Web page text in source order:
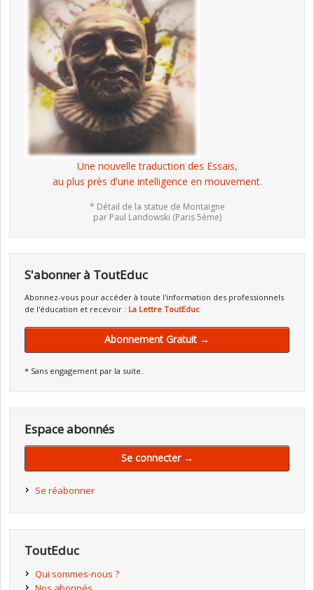
Une nouvelle traduction des Essais,
au plus près d'une intelligence en mouvement.
* Détail de la statue de Montaigne
par Paul Landowski (Paris 5ème)
S'abonner à ToutEduc
Abonnez-vous pour accéder à toute l'information des professionnels
de l'éducation et recevoir : La Lettre ToutEduc
Abonnement Gratuit →
* Sans engagement par la suite.
Espace abonnés
Se connecter →
Se réabonner
ToutEduc
Qui sommes-nous ?